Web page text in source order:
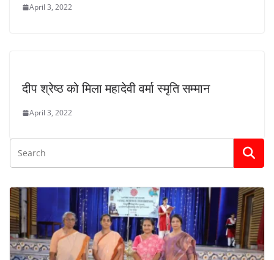
April 3, 2022
दीप श्रेष्ठ को मिला महादेवी वर्मा स्मृति सम्मान
April 3, 2022